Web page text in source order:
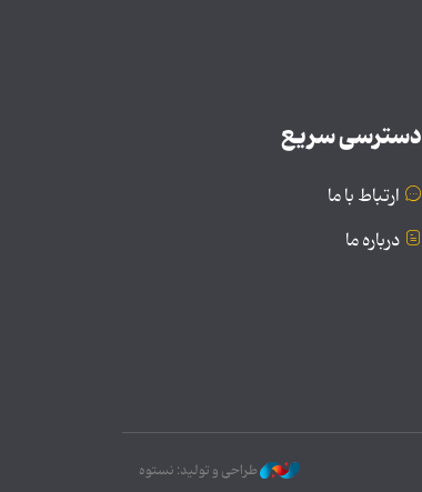
دسترسی سریع
ارتباط با ما
درباره ما
طراحی و تولید: نستوه